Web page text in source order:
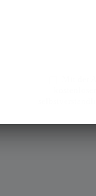
Mit der